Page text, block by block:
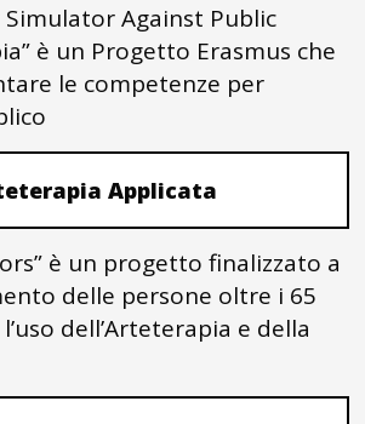
Simulator Against Public
è un Progetto Erasmus che
le competenze per
Applicata
è un progetto finalizzato a
delle persone oltre i 65
dell’Arteterapia e della